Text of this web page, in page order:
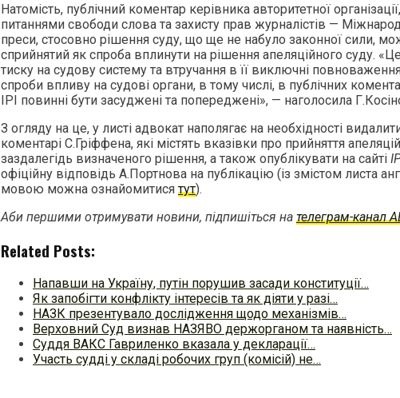
Натомість, публічний коментар керівника авторитетної
питаннями свободи слова та захисту прав журналістів —
преси, стосовно рішення суду, що ще не набуло законної сили,
сприйнятий як спроба вплинути на рішення апеляційного суду.
тиску на судову систему та втручання в її виключні
спроби впливу на судові органи, в тому числі, в публічних
IPI повинні бути засуджені та попереджені», — наголосила
З огляду на це, у листі адвокат наполягає на необхідності
коментарі С.Гріффена, які містять вказівки про прийняття
заздалегідь визначеного рішення, а також опублікувати на сайті
офіційну відповідь А.Портнова на публікацію (із змістом листа
мовою можна ознайомитисятут).
Аби першими отримувати новини, підпишіться на телеграм-канал
Related Posts:
Напавши на Україну, путін порушив засади конституції…
Як запобігти конфлікту інтересів та як діяти у разі…
НАЗК презентувало дослідження щодо механізмів…
Верховний Суд визнав НАЗЯВО держорганом та наявність…
Суддя ВАКС Гавриленко вказала у декларації…
Участь судді у складі робочих груп (комісій) не…